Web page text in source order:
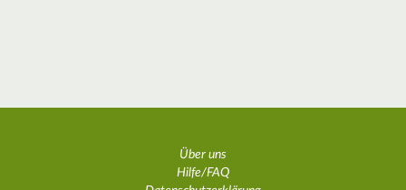
Über uns
Hilfe/FAQ